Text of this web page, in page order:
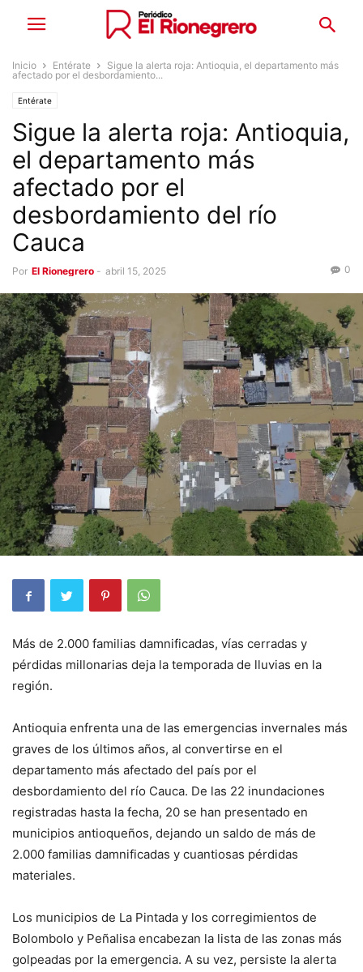
Inicio Entérate
Sigue la alerta roja: Antioquia, el departamento más
afectado por el desbordamiento...
Entérate
Sigue la alerta roja: Antioquia,
el departamento más
afectado por el
desbordamiento del río
Cauca
Por El Rionegrero - abril 15, 2025 0
Más de 2.000 familias damnificadas, vías cerradas y
pérdidas millonarias deja la temporada de lluvias en la
región.
Antioquia enfrenta una de las emergencias invernales más
graves de los últimos años, al convertirse en el
departamento más afectado del país por el
desbordamiento del río Cauca. De las 22 inundaciones
registradas hasta la fecha, 20 se han presentado en
municipios antioqueños, dejando un saldo de más de
2.000 familias damnificadas y cuantiosas pérdidas
materiales.
Los municipios de La Pintada y los corregimientos de
Bolombolo y Peñalisa encabezan la lista de las zonas más
golpeadas por la emergencia. A su vez, persiste la alerta